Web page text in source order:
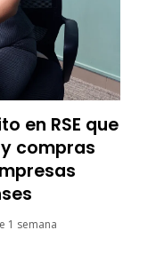
en RSE que
compras
1 semana